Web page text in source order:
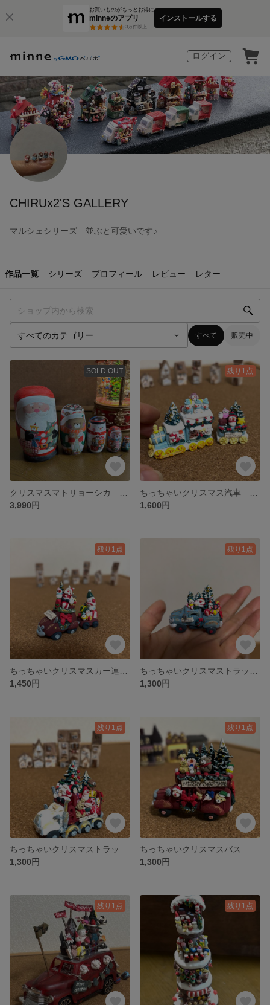
お買いものがもっとお得に
minneのアプリ
3万件以上
インストールする
ログイン
CHIRUx2'S GALLERY
マルシェシリーズ 並ぶと可愛いです♪
作品一覧 シリーズ プロフィール レビュー レター
すべて 販売中
SOLD OUT
3,990円
残り1点
1,600円
残り1点
1,450円
残り1点
1,300円
残り1点
1,300円
残り1点
1,300円
残り1点 残り1点